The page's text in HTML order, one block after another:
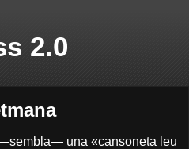
2.0
una «cansoneta leu